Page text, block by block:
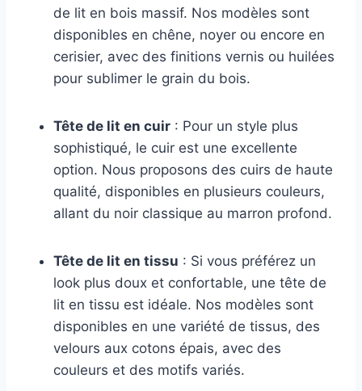
de lit en bois massif. Nos modèles sont
disponibles en chêne, noyer ou encore en
cerisier, avec des finitions vernis ou huilées
pour sublimer le grain du bois.
Tête de lit en cuir : Pour un style plus
sophistiqué, le cuir est une excellente
option. Nous proposons des cuirs de haute
qualité, disponibles en plusieurs couleurs,
allant du noir classique au marron profond.
Tête de lit en tissu : Si vous préférez un
look plus doux et confortable, une tête de
lit en tissu est idéale. Nos modèles sont
disponibles en une variété de tissus, des
velours aux cotons épais, avec des
couleurs et des motifs variés.